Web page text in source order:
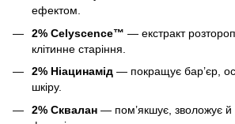
ефектом.
2% Celyscence™ — екстракт
клітинне старіння.
2% Ніацинамід — покращує бар’єр,
шкіру.
2% Сквалан — пом’якшує, зволожує й